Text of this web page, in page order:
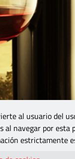
al usuario del
al navegar por esta
estrictamente